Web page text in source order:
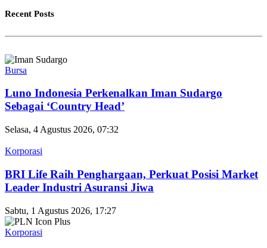
Recent Posts
Bursa
Luno Indonesia Perkenalkan Iman Sudargo
Sebagai ‘Country Head’
Selasa, 4 Agustus 2026, 07:32
Korporasi
BRI Life Raih Penghargaan, Perkuat Posisi Market
Leader Industri Asuransi Jiwa
Sabtu, 1 Agustus 2026, 17:27
Korporasi